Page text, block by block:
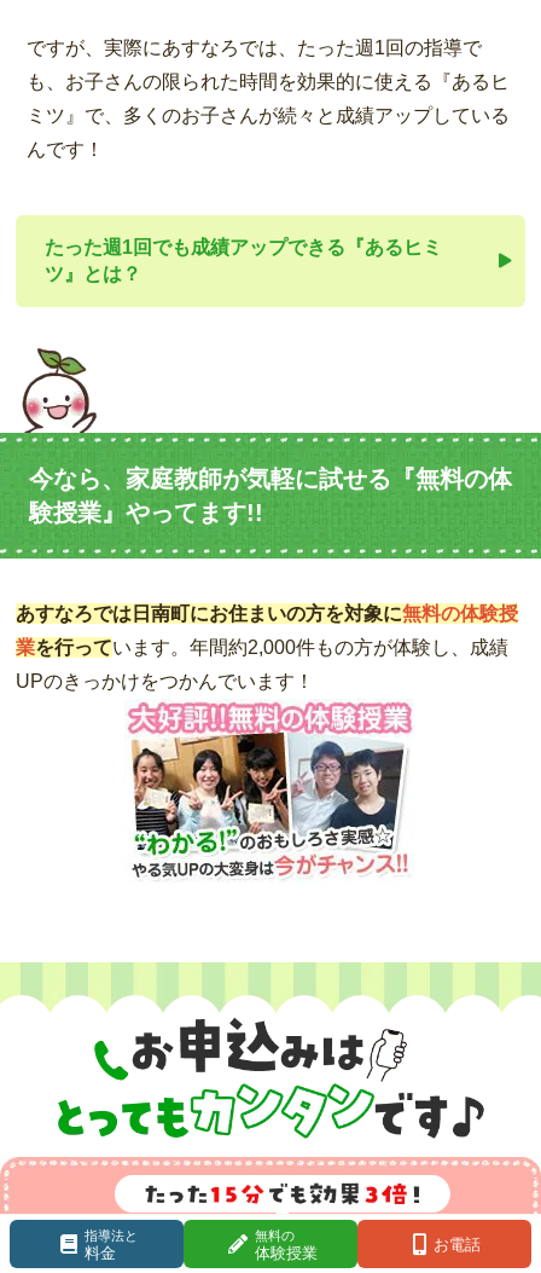
ですが、実際にあすなろでは、たった週1回の指導で
も、お子さんの限られた時間を効果的に使える『あるヒ
ミツ』で、多くのお子さんが続々と成績アップしている
んです！
たった週1回でも成績アップできる『あるヒミ
ツ』とは？
今なら、家庭教師が気軽に試せる『無料の体
験授業』やってます!!
あすなろでは日南町にお住まいの方を対象に無料の体験授
業を行っています。年間約2,000件もの方が体験し、成績
UPのきっかけをつかんでいます！
指導法と
料金
無料の
体験授業 お電話